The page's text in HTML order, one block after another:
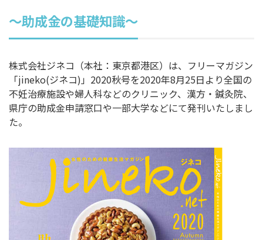
～助成金の基礎知識～
株式会社ジネコ（本社：東京都港区）は、フリーマガジン
「jineko(ジネコ)」2020秋号を2020年8月25日より全国の
不妊治療施設や婦人科などのクリニック、漢方・鍼灸院、
県庁の助成金申請窓口や一部大学などにて発刊いたしまし
た。